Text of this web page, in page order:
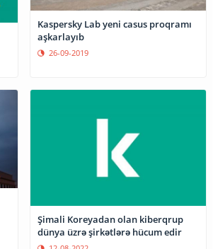
Kaspersky Lab yeni casus proqramı
aşkarlayıb
26-09-2019
Şimali Koreyadan olan kiberqrup
dünya üzrə şirkətlərə hücum edir